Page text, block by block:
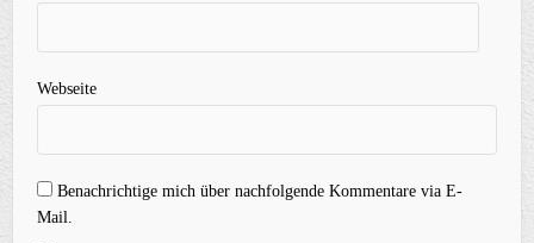
Webseite
Benachrichtige mich über nachfolgende Kommentare via E-
Mail.